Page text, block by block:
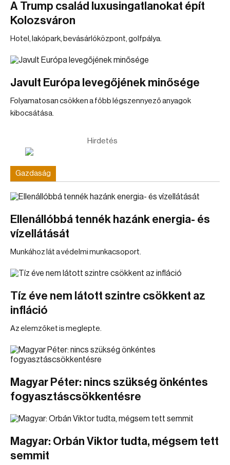
A Trump család luxusingatlanokat épít
Kolozsváron
Hotel, lakópark, bevásárlóközpont, golfpálya.
Javult Európa levegőjének minősége
Folyamatosan csökken a főbb légszennyező anyagok
kibocsátása.
Hirdetés
Gazdaság
Ellenállóbbá tennék hazánk energia- és
vízellátását
Munkához lát a védelmi munkacsoport.
Tíz éve nem látott szintre csökkent az
infláció
Az elemzőket is meglepte.
Magyar Péter: nincs szükség önkéntes
fogyasztáscsökkentésre
Magyar: Orbán Viktor tudta, mégsem tett
semmit